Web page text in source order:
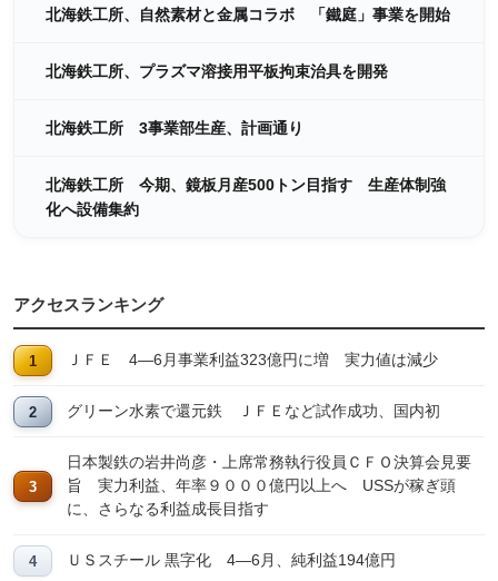
北海鉄工所、自然素材と金属コラボ 「鐵庭」事業を開始
北海鉄工所、プラズマ溶接用平板拘束治具を開発
北海鉄工所 3事業部生産、計画通り
北海鉄工所 今期、鏡板月産500トン目指す 生産体制強
化へ設備集約
アクセスランキング
ＪＦＥ 4―6月事業利益323億円に増 実力値は減少
グリーン水素で還元鉄 ＪＦＥなど試作成功、国内初
日本製鉄の岩井尚彦・上席常務執行役員ＣＦＯ決算会見要
旨 実力利益、年率９０００億円以上へ USSが稼ぎ頭
に、さらなる利益成長目指す
ＵＳスチール 黒字化 4―6月、純利益194億円